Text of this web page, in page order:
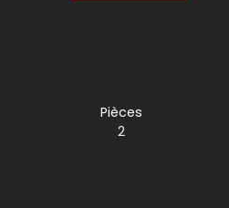
Pièces
2